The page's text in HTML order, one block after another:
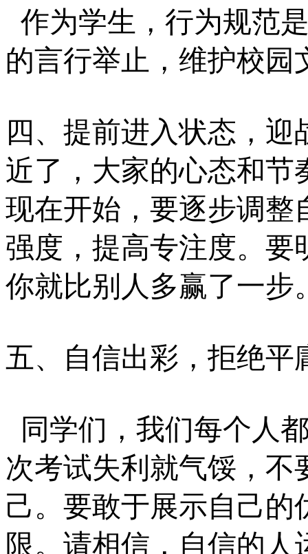
作为学生，行为规范
的言行举止，维护校园
四、提前进入状态，迎
近了，大家的心态和节
现在开始，要逐步调整
强度，提高专注度。要
你就比别人多赢了一步
五、自信出彩，拒绝平
同学们，我们每个人
次考试失利就气馁，不
己。要敢于展示自己的
限。请相信，自信的